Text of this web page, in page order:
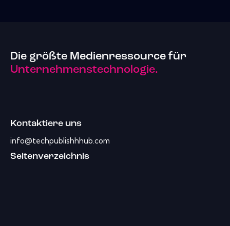
Die größte Medienressource für
Unternehmenstechnologie.
Kontaktiere uns
info@techpublishhhub.com
Seitenverzeichnis